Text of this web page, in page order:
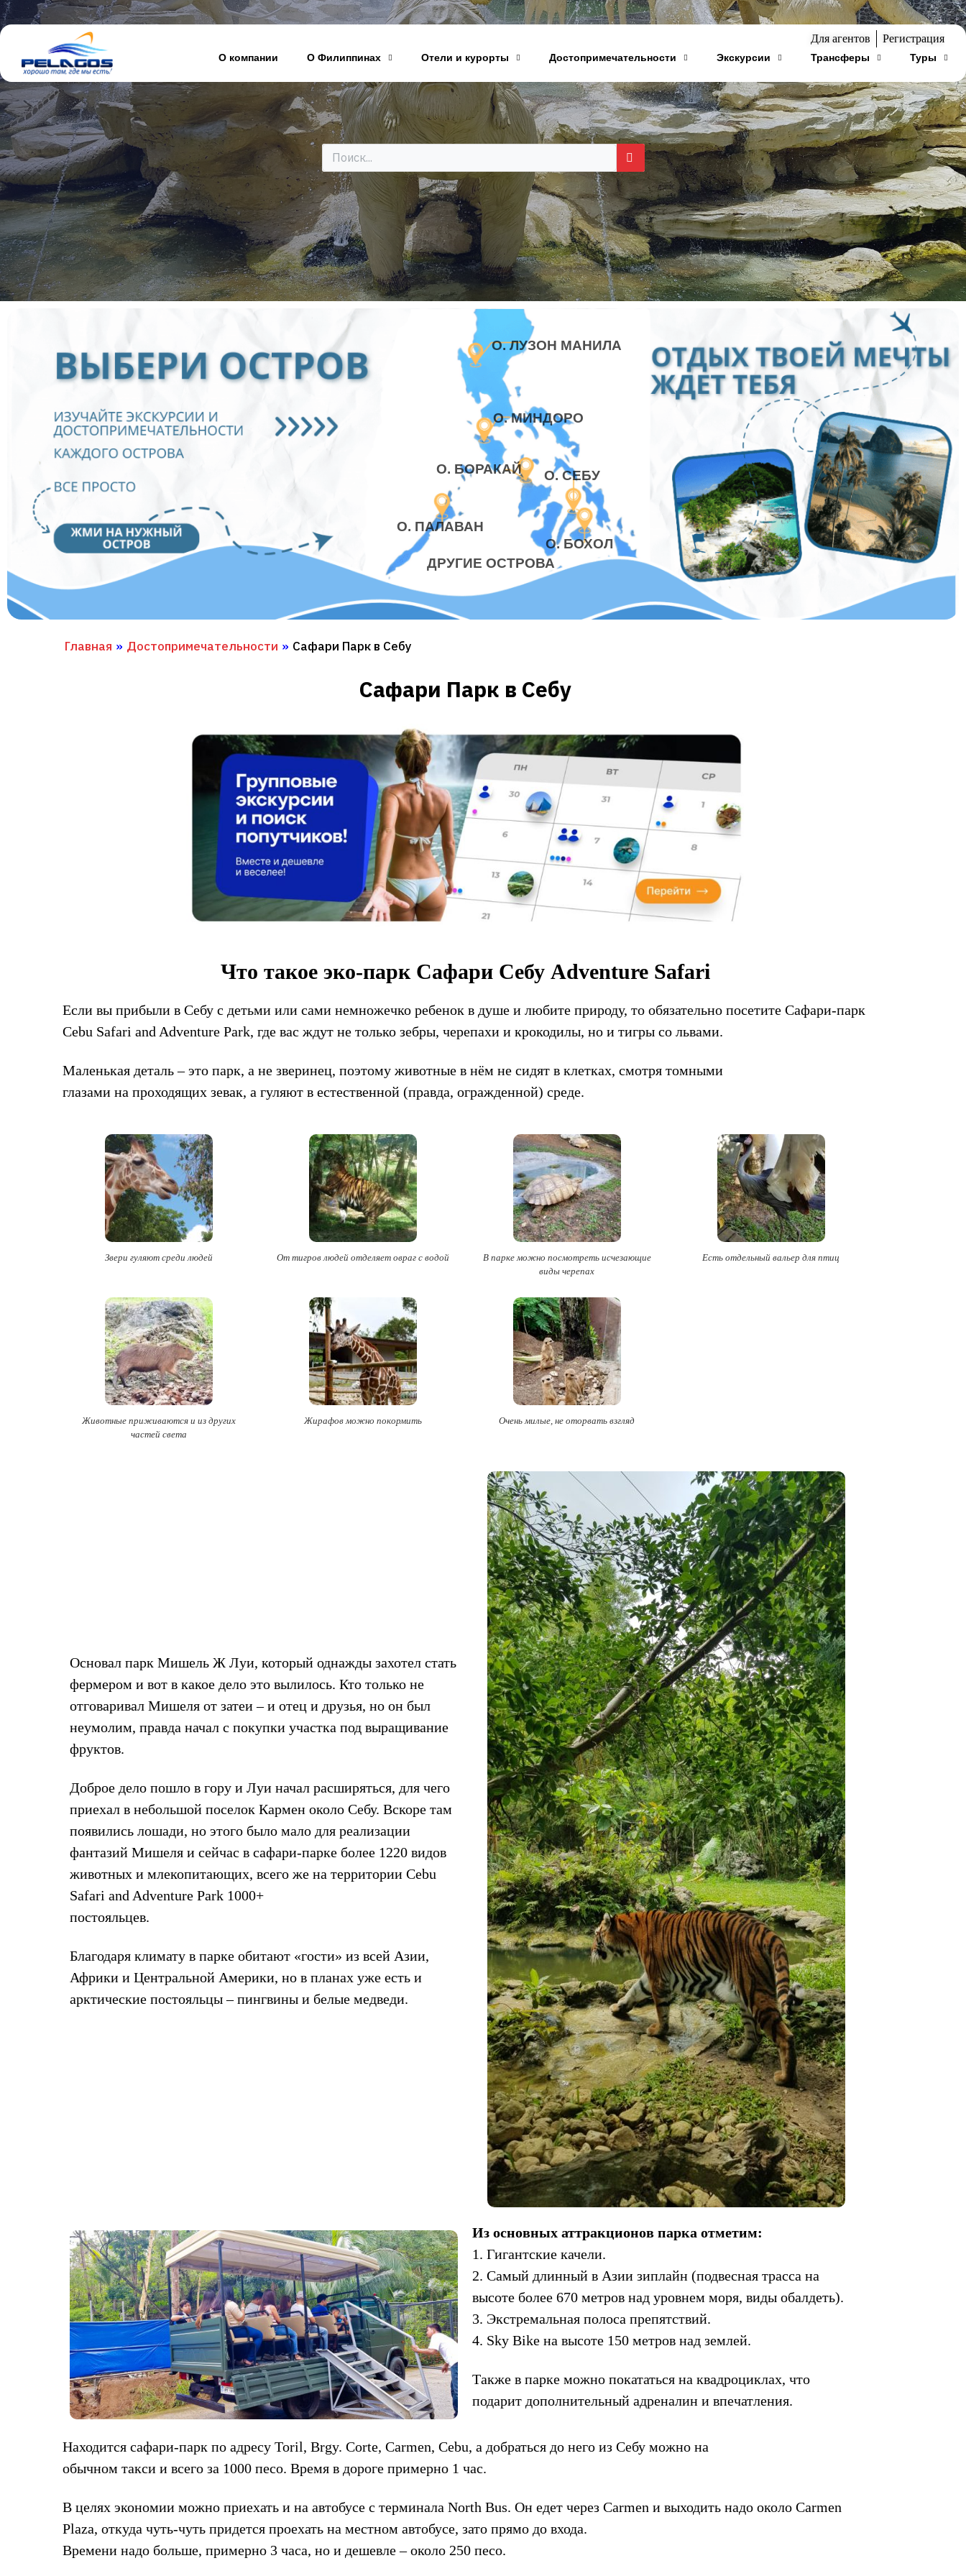
Для агентов Регистрация
О компании О Филиппинах Отели и курорты Достопримечательности Экскурсии Трансферы Туры
О. ЛУЗОН МАНИЛА
О. МИНДОРО
О. БОРАКАЙ
О. ПАЛАВАН
О. СЕБУ
О. БОХОЛ
ДРУГИЕ ОСТРОВА
Главная » Достопримечательности » Сафари Парк в Себу
Сафари Парк в Себу
Что такое эко-парк Сафари Себу Adventure Safari
Если вы прибыли в Себу с детьми или сами немножечко ребенок в душе и любите природу, то обязательно посетите Сафари-парк
Cebu Safari and Adventure Park, где вас ждут не только зебры, черепахи и крокодилы, но и тигры со львами.
Маленькая деталь – это парк, а не зверинец, поэтому животные в нём не сидят в клетках, смотря томными
глазами на проходящих зевак, а гуляют в естественной (правда, огражденной) среде.
Звери гуляют среди людей От тигров людей отделяет овраг с водой
В парке можно посмотреть исчезающие
виды черепах
Есть отдельный вальер для птиц
Животные приживаются и из других
частей света
Жирафов можно покормить Очень милые, не оторвать взгляд
Основал парк Мишель Ж Луи, который однажды захотел стать
фермером и вот в какое дело это вылилось. Кто только не
отговаривал Мишеля от затеи – и отец и друзья, но он был
неумолим, правда начал с покупки участка под выращивание
фруктов.
Доброе дело пошло в гору и Луи начал расширяться, для чего
приехал в небольшой поселок Кармен около Себу. Вскоре там
появились лошади, но этого было мало для реализации
фантазий Мишеля и сейчас в сафари-парке более 1220 видов
животных и млекопитающих, всего же на территории Cebu
Safari and Adventure Park 1000+
постояльцев.
Благодаря климату в парке обитают «гости» из всей Азии,
Африки и Центральной Америки, но в планах уже есть и
арктические постояльцы – пингвины и белые медведи.
Из основных аттракционов парка отметим:
1. Гигантские качели.
2. Самый длинный в Азии зиплайн (подвесная трасса на
высоте более 670 метров над уровнем моря, виды обалдеть).
3. Экстремальная полоса препятствий.
4. Sky Bike на высоте 150 метров над землей.
Также в парке можно покататься на квадроциклах, что
подарит дополнительный адреналин и впечатления.
Находится сафари-парк по адресу Toril, Brgy. Corte, Carmen, Cebu, а добраться до него из Себу можно на
обычном такси и всего за 1000 песо. Время в дороге примерно 1 час.
В целях экономии можно приехать и на автобусе с терминала North Bus. Он едет через Carmen и выходить надо около Carmen
Plaza, откуда чуть-чуть придется проехать на местном автобусе, зато прямо до входа.
Времени надо больше, примерно 3 часа, но и дешевле – около 250 песо.